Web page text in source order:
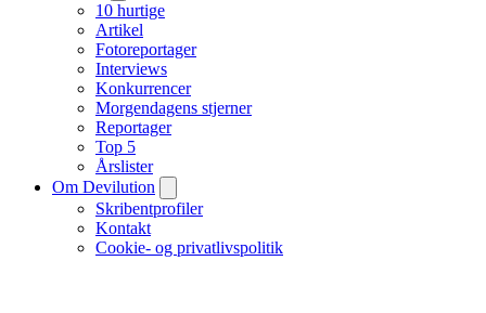
10 hurtige
Artikel
Fotoreportager
Interviews
Konkurrencer
Morgendagens stjerner
Reportager
Top 5
Årslister
Om Devilution
Skribentprofiler
Kontakt
Cookie- og privatlivspolitik